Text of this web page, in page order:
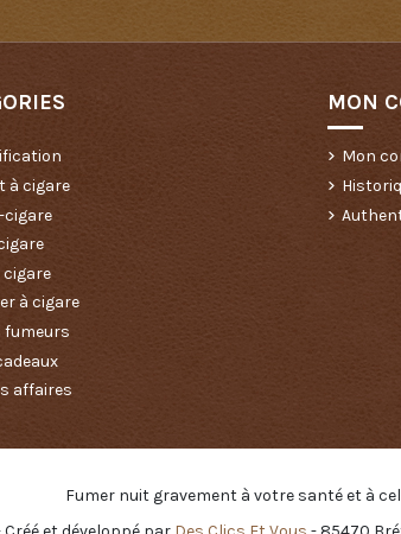
à cigare
cigare
cigare
à cigare
fumeurs
affaires
MON
Mon
Fumer nuit gravement à votre santé et à